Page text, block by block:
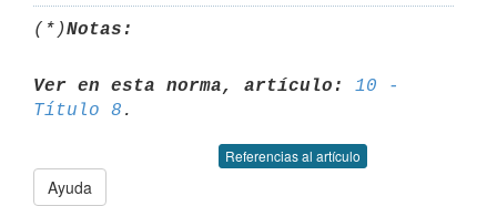
(*)Notas:
Ver en esta norma, artículo:
10 -
Título 8
Referencias al artículo
Ayuda